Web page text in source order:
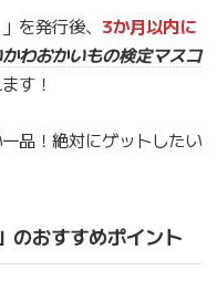
を発行後、 3か月以内に
かわおかいもの検定マスコ
す！
品！絶対にゲットしたい
のおすすめポイント